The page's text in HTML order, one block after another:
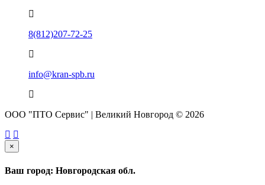
8(812)207-72-25
info@kran-spb.ru
ООО "ПТО Сервис" | Великий Новгород © 2026
×
Ваш город: Новгородская обл.